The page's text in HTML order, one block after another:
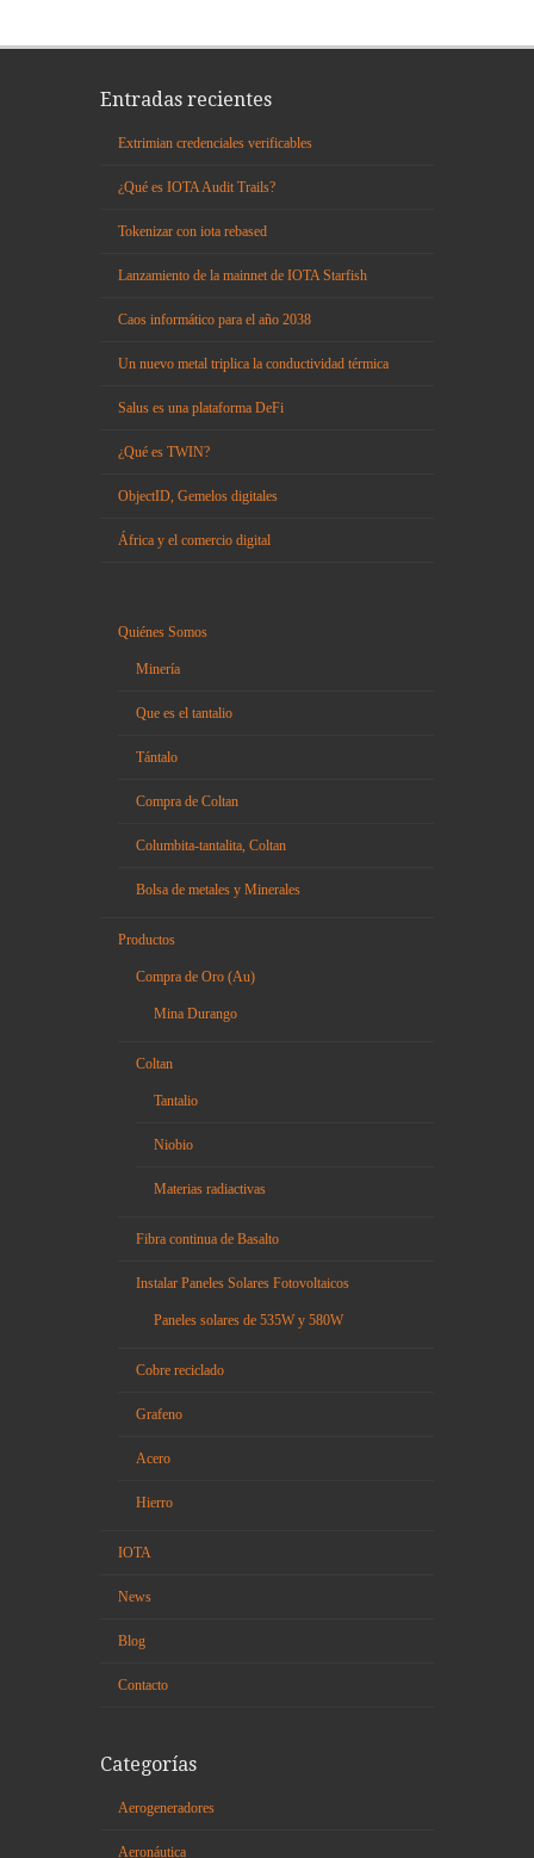
Entradas recientes
Extrimian credenciales verificables
¿Qué es IOTA Audit Trails?
Tokenizar con iota rebased
Lanzamiento de la mainnet de IOTA Starfish
Caos informático para el año 2038
Un nuevo metal triplica la conductividad térmica
Salus es una plataforma DeFi
¿Qué es TWIN?
ObjectID, Gemelos digitales
África y el comercio digital
Quiénes Somos
Minería
Que es el tantalio
Tántalo
Compra de Coltan
Columbita-tantalita, Coltan
Bolsa de metales y Minerales
Productos
Compra de Oro (Au)
Mina Durango
Coltan
Tantalio
Niobio
Materias radiactivas
Fibra continua de Basalto
Instalar Paneles Solares Fotovoltaicos
Paneles solares de 535W y 580W
Cobre reciclado
Grafeno
Acero
Hierro
IOTA
News
Blog
Contacto
Categorías
Aerogeneradores
Aeronáutica